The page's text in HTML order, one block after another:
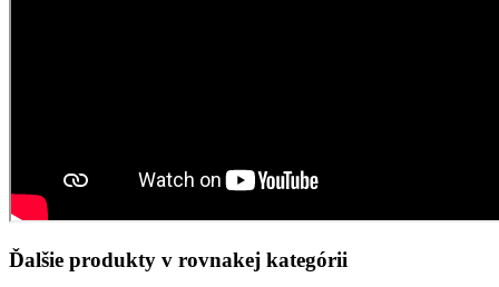
Ďalšie produkty v rovnakej kategórii